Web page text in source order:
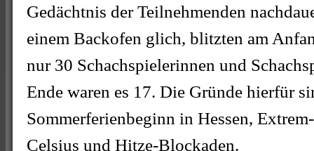
Gedächtnis der Teilnehmenden
einem Backofen glich, blitzten am
nur 30 Schachspielerinnen und
Ende waren es 17. Die Gründe hierfür
Sommerferienbeginn in Hessen,
Celsius und Hitze-Blockaden.